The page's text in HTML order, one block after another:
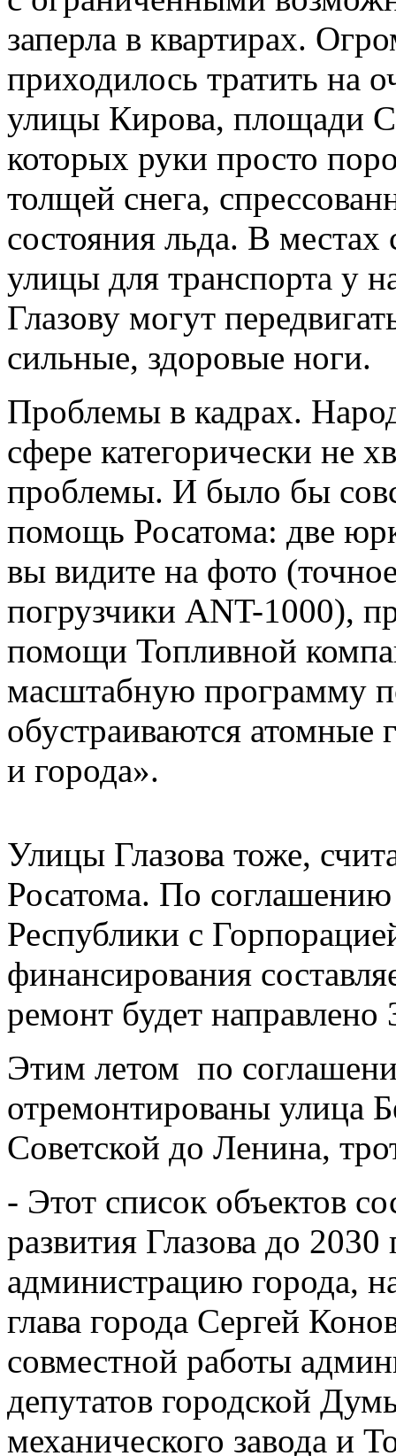
заперла в квартирах.
приходилось тратить на
улицы Кирова, площади
которых руки просто
толщей снега,
состояния льда. В
улицы для транспорта у
Глазову могут
сильные, здоровые ноги.
Проблемы в кадрах.
сфере категорически не
проблемы. И было бы
помощь Росатома: две
вы видите на фото
погрузчики ANT-1000),
помощи Топливной
масштабную программу
обустраиваются атомные
и города».
Улицы Глазова тоже,
Росатома. По
Республики с
финансирования
ремонт будет
Этим летом по
отремонтированы улица
Советской до Ленина,
- Этот список объектов
развития Глазова до
администрацию города,
глава города Сергей
совместной работы
депутатов городской
механического завода и